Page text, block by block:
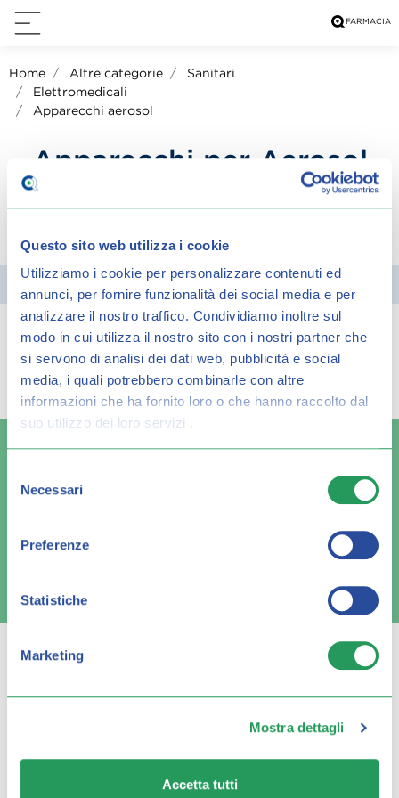
Questo sito web utilizza i cookie
Utilizziamo i cookie per personalizzare contenuti ed
annunci, per fornire funzionalità dei social media e per
analizzare il nostro traffico. Condividiamo inoltre sul
modo in cui utilizza il nostro sito con i nostri partner che
si servono di analisi dei dati web, pubblicità e social
media, i quali potrebbero combinarle con altre
informazioni che ha fornito loro o che hanno raccolto dal
suo utilizzo dei loro servizi .
delNecessari
Preferenze
Statistiche
Marketing
Mostra dettagli
Accetta tutti
Home Altre categorie
Sanitari
Elettromedicali
Apparecchi aerosol
Apparecchi per Aerosol
Spiacenti, ma non è stato trovato alcun
risultato per: